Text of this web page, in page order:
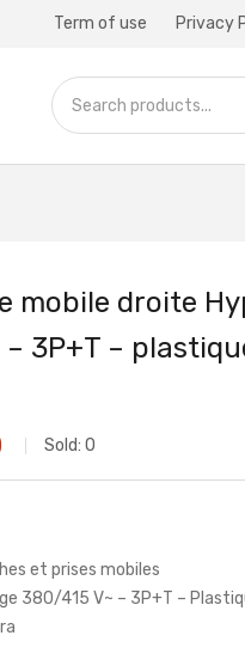
Term of use Privacy
mobile droite
3P+T –
Sold: 0
et prises mobiles
380/415 V~ – 3P+T –